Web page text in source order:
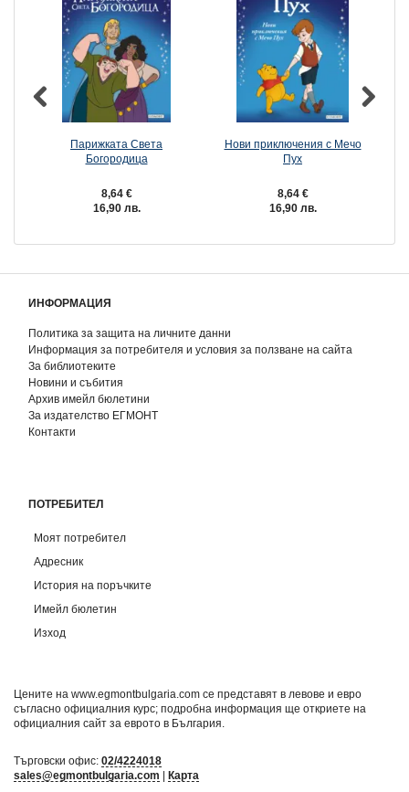
Парижката Света
Богородица
8,64 €
16,90 лв.
Нови приключения с Мечо
Пух
8,64 €
16,90 лв.
ИНФОРМАЦИЯ
Политика за защита на личните данни
Информация за потребителя и условия за ползване на сайта
За библиотеките
Новини и събития
Архив имейл бюлетини
За издателство ЕГМОНТ
Контакти
ПОТРЕБИТЕЛ
Моят потребител
Адресник
История на поръчките
Имейл бюлетин
Изход
Цените на www.egmontbulgaria.com се представят в левове и евро
съгласно официалния курс; подробна информация ще откриете на
официалния сайт за еврото в България
Търговски офис: 02/4224018
sales@egmontbulgaria.com
Карта